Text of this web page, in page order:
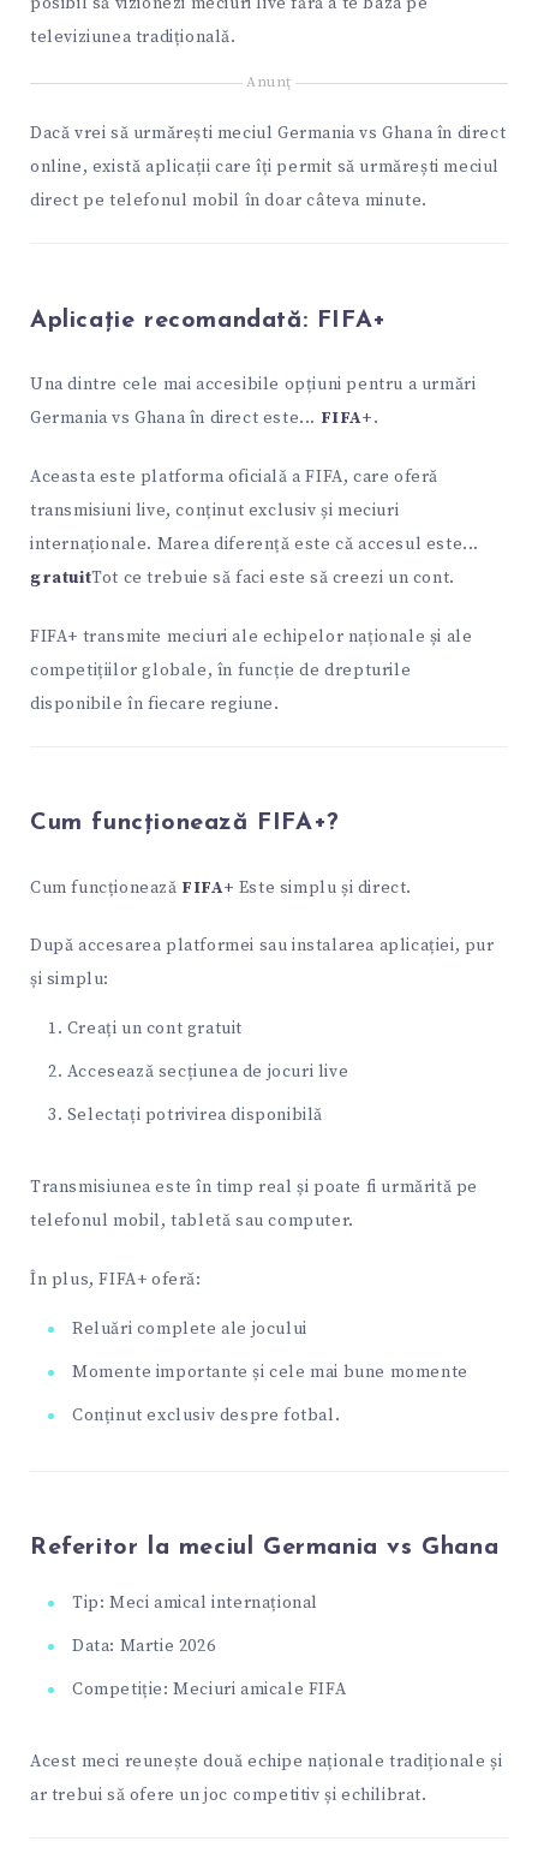
televiziunea tradițională.
Anunţ
Dacă vrei să urmărești meciul Germania vs Ghana în direct
online, există aplicații care îți permit să urmărești meciul
direct pe telefonul mobil în doar câteva minute.
Aplicație recomandată: FIFA+
Una dintre cele mai accesibile opțiuni pentru a urmări
Germania vs Ghana în direct este... FIFA+.
Aceasta este platforma oficială a FIFA, care oferă
transmisiuni live, conținut exclusiv și meciuri
internaționale. Marea diferență este că accesul este...
gratuitTot ce trebuie să faci este să creezi un cont.
FIFA+ transmite meciuri ale echipelor naționale și ale
competițiilor globale, în funcție de drepturile
disponibile în fiecare regiune.
Cum funcționează FIFA+?
Cum funcționează FIFA+ Este simplu și direct.
După accesarea platformei sau instalarea aplicației, pur
și simplu:
Creați un cont gratuit
Accesează secțiunea de jocuri live
Selectați potrivirea disponibilă
Transmisiunea este în timp real și poate fi urmărită pe
telefonul mobil, tabletă sau computer.
În plus, FIFA+ oferă:
Reluări complete ale jocului
Momente importante și cele mai bune momente
Conținut exclusiv despre fotbal.
Referitor la meciul Germania vs Ghana
Tip: Meci amical internațional
Data: Martie 2026
Competiție: Meciuri amicale FIFA
Acest meci reunește două echipe naționale tradiționale și
ar trebui să ofere un joc competitiv și echilibrat.